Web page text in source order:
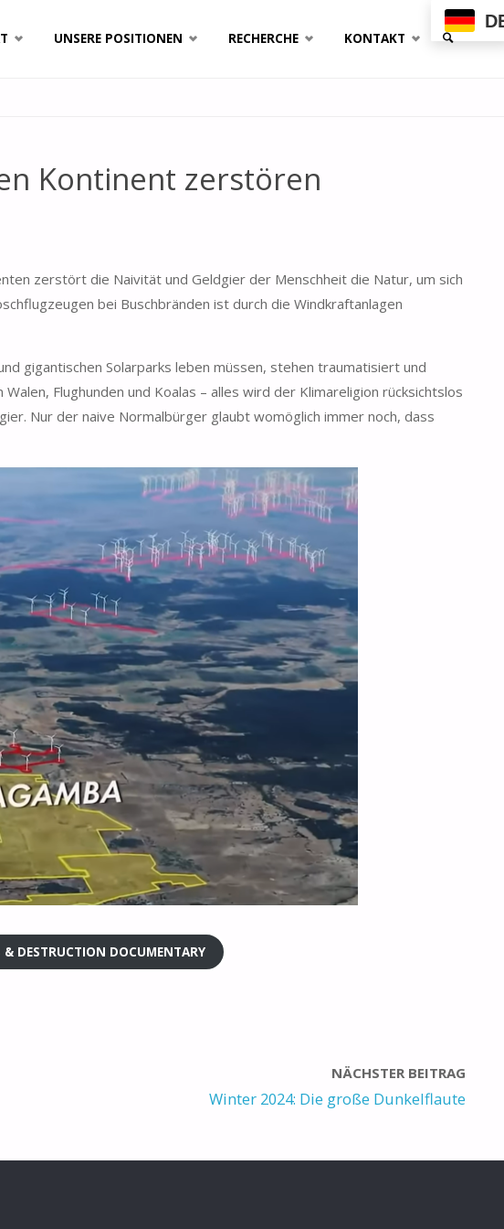
UNSERE POSITIONEN RECHERCHE KONTAKT
Kontinent zerstören
zerstört die Naivität und Geldgier der Menschheit die Natur, um sich
bei Buschbränden ist durch die Windkraftanlagen
gigantischen Solarparks leben müssen, stehen traumatisiert und
Flughunden und Koalas – alles wird der Klimareligion rücksichtslos
Nur der naive Normalbürger glaubt womöglich immer noch, dass
DESTRUCTION DOCUMENTARY
NÄCHSTER BEITRAG
Winter 2024: Die große Dunkelflaute